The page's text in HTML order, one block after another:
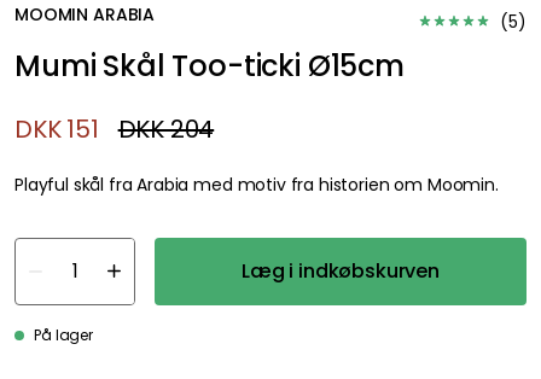
MOOMIN ARABIA (5)
Mumi Skål Too-ticki Ø15cm
DKK 151 DKK 204
Playful skål fra Arabia med motiv fra historien om Moomin.
Læg i indkøbskurven
På lager